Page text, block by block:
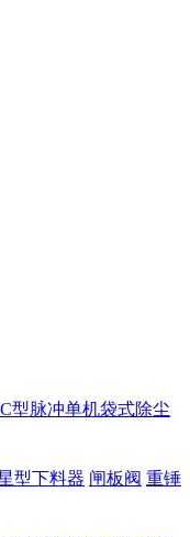
型脉冲单机袋式除尘
型下料器 闸板阀 重锤